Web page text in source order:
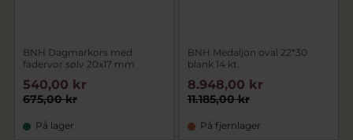
BNH Dagmarkors med
fadervor sølv 20x17 mm
675,00 kr
540,00 kr
På lager
BNH Medaljon oval 22*30
blank 14 kt.
11.185,00 kr
8.948,00 kr
På fjernlager